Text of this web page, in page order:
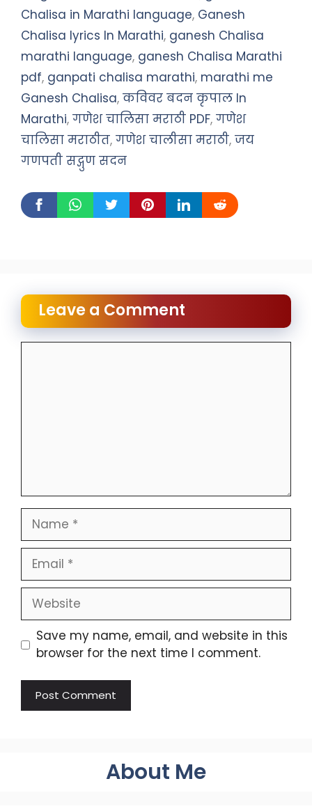
Chalisa in Marathi language, Ganesh
Chalisa lyrics In Marathi, ganesh Chalisa
marathi language, ganesh Chalisa Marathi
pdf, ganpati chalisa marathi, marathi me
Ganesh Chalisa, कविवर बदन कृपाल In
Marathi, गणेश चालिसा मराठी PDF, गणेश
चालिसा मराठीत, गणेश चालीसा मराठी, जय
गणपती सद्गुण सदन
Leave a Comment
Name
Email
Website
Save my name, email, and website in this
browser for the next time I comment.
About Me